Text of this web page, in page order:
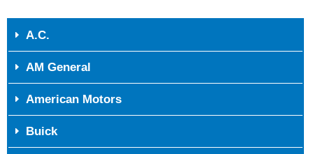
A.C.
AM General
American Motors
Buick